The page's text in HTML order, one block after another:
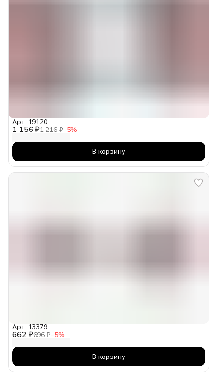
1 156 ₽1 216 ₽−5%
Арт: 19120
В корзину
662 ₽696 ₽−5%
Арт: 13379
В корзину